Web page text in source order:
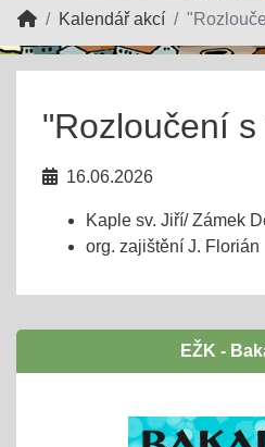
Kalendář akcí
"Rozloučení s
16.06.2026
Kaple sv. Jiří/ Zámek
org. zajištění J. Florián
EŽK -